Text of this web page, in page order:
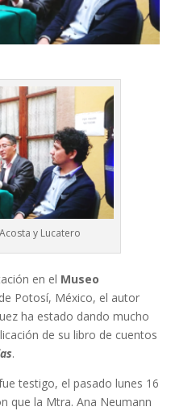
y Lucatero
en el Museo
Potosí, México, el autor
ha estado dando mucho
de su libro de cuentos
.
testigo, el pasado lunes 16
que la Mtra. Ana Neumann